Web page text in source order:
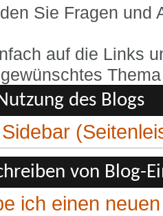
Sie Fragen und
auf die Links
des Blogs
von Blog-
ich einen